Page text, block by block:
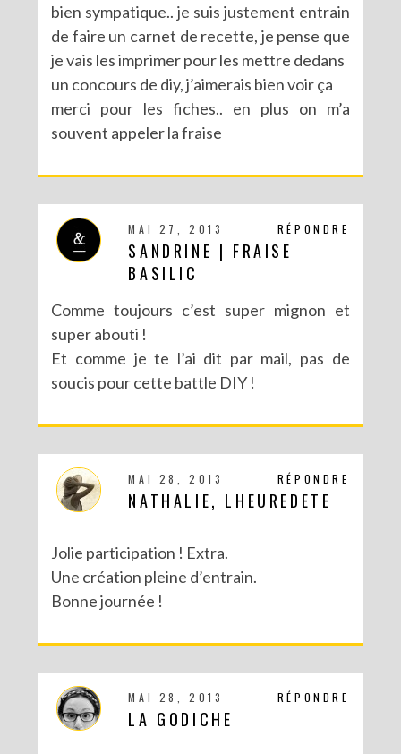
RECETTES ET CRÉATIONS POUR DES FÊTES RÉUSSIES – CONCOURS
DIY : MA VALISETTE CITRON
bien sympatique.. je suis justement entrain
de faire un carnet de recette, je pense que
je vais les imprimer pour les mettre dedans
un concours de diy, j’aimerais bien voir ça
merci pour les fiches.. en plus on m’a
souvent appeler la fraise
RÉPONDRE
MAI 27, 2013
SANDRINE | FRAISE
BASILIC
Comme toujours c’est super mignon et
super abouti !
Et comme je te l’ai dit par mail, pas de
soucis pour cette battle DIY !
RÉPONDRE
MAI 28, 2013
NATHALIE, LHEUREDETE
Jolie participation ! Extra.
Une création pleine d’entrain.
Bonne journée !
RÉPONDRE
MAI 28, 2013
LA GODICHE